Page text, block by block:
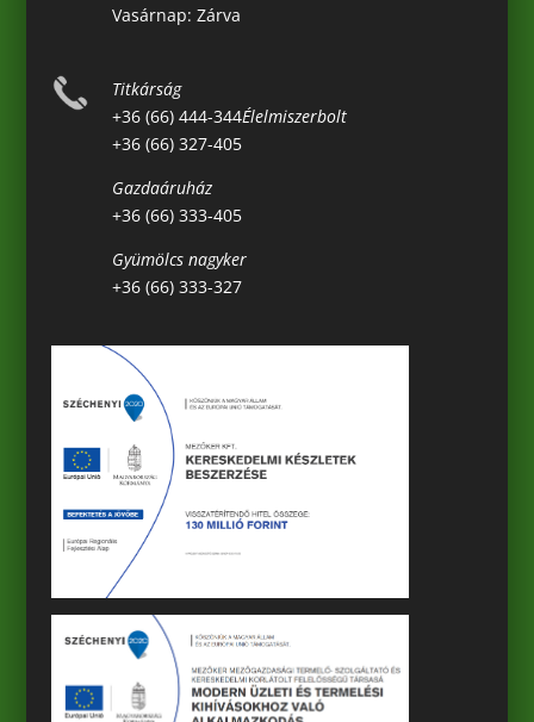
Vasárnap: Zárva
Titkárság
+36 (66) 444-344Élelmiszerbolt
+36 (66) 327-405
Gazdaáruház
+36 (66) 333-405
Gyümölcs nagyker
+36 (66) 333-327